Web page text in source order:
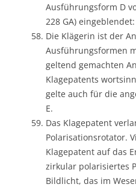
Ausführungsform D
228 GA) eingeblendet:
Die Klägerin ist der
Ausführungsformen
geltend gemachten
Klagepatents
gelte auch für die
E.
Das Klagepatent
Polarisationsrotator.
Klagepatent auf das
zirkular polarisiertes
Bildlicht, das im